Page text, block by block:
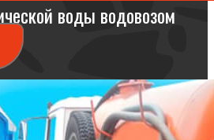
воды водовозом